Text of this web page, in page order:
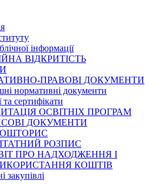
інформації
ВІДКРИТІСТЬ
ПРАВОВІ ДОКУМЕНТИ
нормативні документи
та сертифікати
ОСВІТНІХ ПРОГРАМ
ДОКУМЕНТИ
РОЗПИС
ПРО НАДХОДЖЕННЯ І
КОШТІВ
закупівлі